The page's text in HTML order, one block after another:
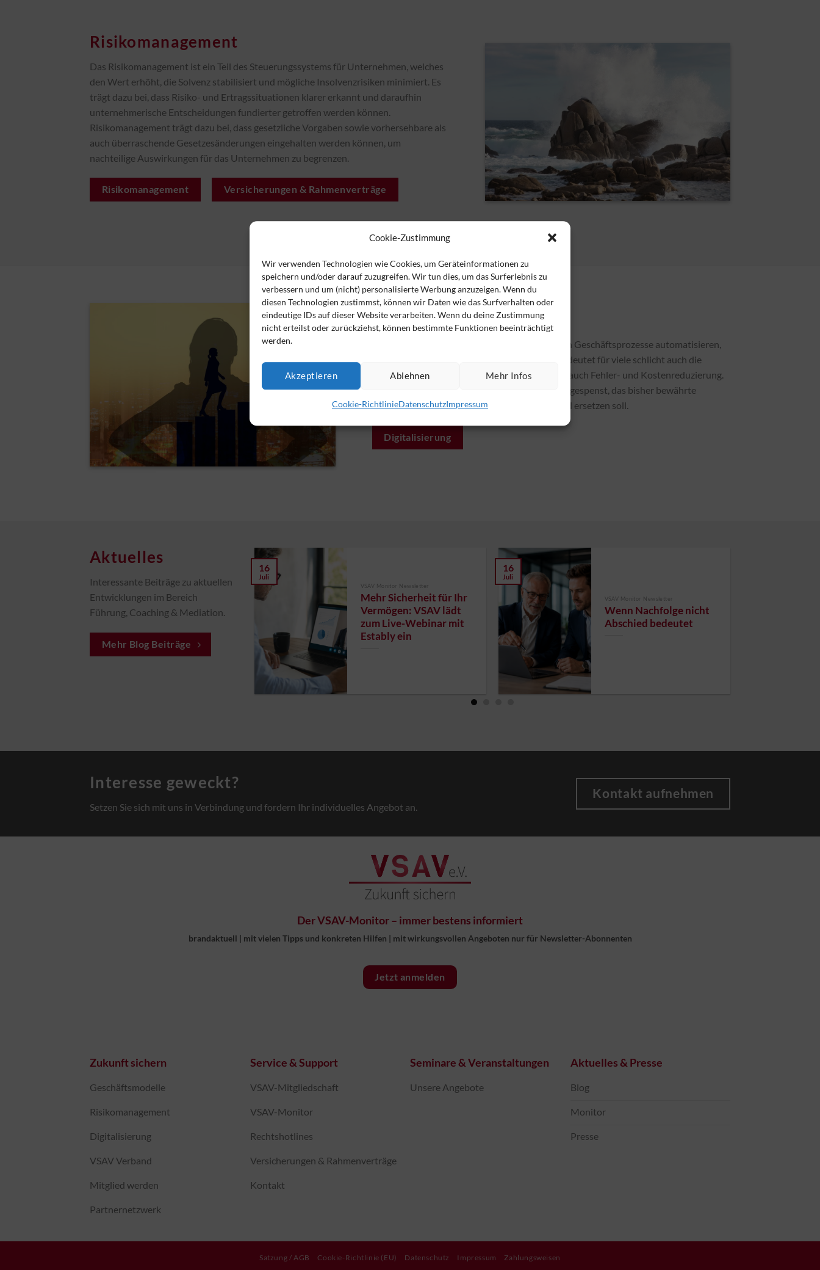
Cookie-Zustimmung
Wir verwenden Technologien wie Cookies, um Geräteinformationen zu
speichern und/oder darauf zuzugreifen. Wir tun dies, um das Surferlebnis zu
verbessern und um (nicht) personalisierte Werbung anzuzeigen. Wenn du
diesen Technologien zustimmst, können wir Daten wie das Surfverhalten oder
eindeutige IDs auf dieser Website verarbeiten. Wenn du deine Zustimmung
nicht erteilst oder zurückziehst, können bestimmte Funktionen beeinträchtigt
werden.
Akzeptieren Ablehnen Mehr Infos
Cookie-RichtlinieDatenschutzImpressum
Risikomanagement
Das Risikomanagement ist ein Teil des Steuerungssystems für Unternehmen, welches
den Wert erhöht, die Solvenz stabilisiert und mögliche Insolvenzrisiken minimiert. Es
trägt dazu bei, dass Risiko- und Ertragssituationen klarer erkannt und daraufhin
unternehmerische Entscheidungen fundierter getroffen werden können.
Risikomanagement trägt dazu bei, dass gesetzliche Vorgaben sowie vorhersehbare als
auch überraschende Gesetzesänderungen eingehalten werden können, um
nachteilige Auswirkungen für das Unternehmen zu begrenzen.
Risikomanagement Versicherungen & Rahmenverträge
Digitalisierung
Digitalisierung bringt Geschwindigkeit, weil sich Geschäftsprozesse automatisieren,
vereinfachen und beschleunigen lassen. Das bedeutet für viele schlicht auch die
Reduzierung von Arbeit und damit in der Regel auch Fehler- und Kostenreduzierung.
Für einige ist Digitalisierung jedoch das Schreckgespenst, das bisher bewährte
Arbeitsweisen und Personen infrage stellen und ersetzen soll.
Digitalisierung
Aktuelles
Interessante Beiträge zu aktuellen
Entwicklungen im Bereich
Führung, Coaching & Mediation.
Mehr Blog Beiträge
VSAV Monitor Newsletter
Mehr Sicherheit für Ihr
Vermögen: VSAV lädt
zum Live-Webinar mit
Estably ein
16
Juli
VSAV Monitor Newsletter
Wenn Nachfolge nicht
Abschied bedeutet
16
Juli
VSAV Monitor Newsletter
Planbare Risiken
vermeiden: Warum zu
ein Risiko-Thema ist
Interesse geweckt?
Setzen Sie sich mit uns in Verbindung und fordern Ihr individuelles Angebot an.
Kontakt aufnehmen
Der VSAV-Monitor – immer bestens informiert
brandaktuell mit vielen Tipps und konkreten Hilfen mit wirkungsvollen Angeboten nur für Newsletter-Abonnenten
Jetzt anmelden
Zukunft sichern
Geschäftsmodelle
Risikomanagement
Digitalisierung
VSAV Verband
Mitglied werden
Partnernetzwerk
Service & Support
VSAV-Mitgliedschaft
VSAV-Monitor
Rechtshotlines
Versicherungen & Rahmenverträge
Kontakt
Seminare & Veranstaltungen
Unsere Angebote
Aktuelles & Presse
Blog
Monitor
Presse
Satzung / AGB Cookie-Richtlinie (EU) Datenschutz Impressum Zahlungsweisen